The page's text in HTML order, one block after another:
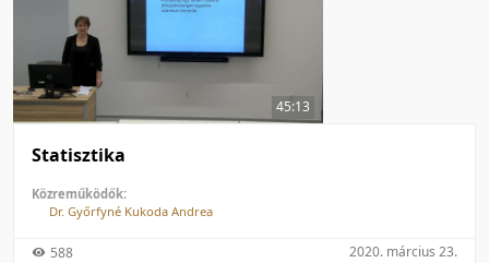
Feltöltés dátuma szerint
Feltöltés dátuma szerint
Utolsó módosítás szerint
20 tétel/oldal
50 tétel/oldal
100 tétel/oldal
45:13
Statisztika
Közreműködők:
Dr. Győrfyné Kukoda Andrea
588 2020. március 23.